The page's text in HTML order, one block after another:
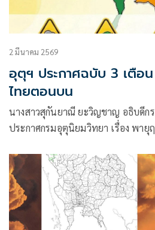
2 มีนาคม 2569
อุตุฯ ประกาศฉบับ 3 เตือ
ไทยตอนบน
นางสาวสุกันยาณี ยะวิญชาญ อธิบดีก
ประกาศกรมอุตุนิยมวิทยา เรื่อง พายุ
โดยมีใจความว่า